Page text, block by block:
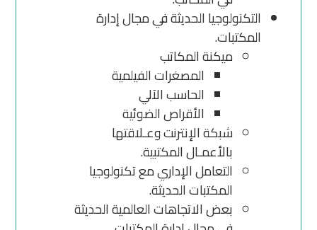
التكنولوجيا الحديثة في مجال إدارة
المكتبات.
ميكنة المكاتب
المصغرات الفيلمية
الحاسب الآلي
الأقراص الضوئية
شبكة الإنترنت وعـلاقتها
بالأعمـال المكتبية.
التعامل الإداري مع تكنولوجيا
المكتبات الحديثة.
بعض الاتجاهات العالمية الحديثة